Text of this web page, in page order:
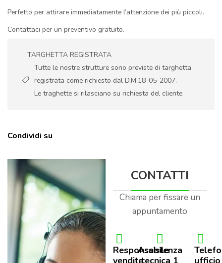
Perfetto per attirare immediatamente l’attenzione dei più piccoli.
Contattaci per un preventivo gratuito.
TARGHETTA REGISTRATA
Tutte le nostre strutture sono previste di targhetta
registrata come richiesto dal D.M.18-05-2007.
Le traghette si rilasciano su richiesta del cliente
Condividi su
CONTATTI
Chiama per fissare un
appuntamento
Responsabile
vendite
Assistenza
tecnica 1
ufficio